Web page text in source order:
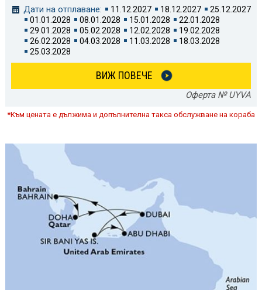
Дати на отплаване:
11.12.2027 18.12.2027
25.12.2027
01.01.2028
08.01.2028 15.01.2028
22.01.2028
29.01.2028
05.02.2028 12.02.2028
19.02.2028
26.02.2028
04.03.2028 11.03.2028
18.03.2028
25.03.2028
ВИЖ ПОВЕЧЕ
Оферта № UYVA
*Към цената е дължима и допълнителна такса обслужване на кораба